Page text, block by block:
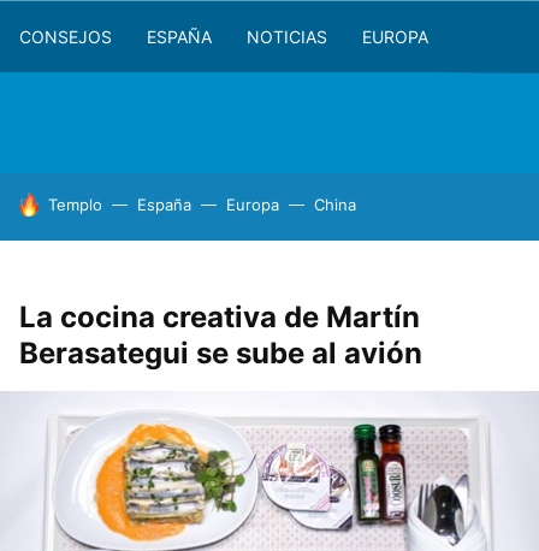
CONSEJOS ESPAÑA NOTICIAS EUROPA
HOY SE HABLA DE
Templo España Europa China
La cocina creativa de Martín
Berasategui se sube al avión